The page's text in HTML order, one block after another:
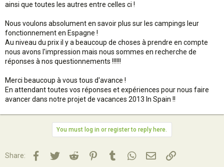
ainsi que toutes les autres entre celles ci !
Nous voulons absolument en savoir plus sur les campings leur
fonctionnement en Espagne !
Au niveau du prix il y a beaucoup de choses à prendre en compte
nous avons l'impression mais nous sommes en recherche de
réponses à nos questionnements !!!!!!
Merci beaucoup à vous tous d'avance !
En attendant toutes vos réponses et expériences pour nous faire
avancer dans notre projet de vacances 2013 In Spain !!
You must log in or register to reply here.
Share: Facebook
TwitterReddit PinterestTumblrWhatsApp
Email Lien